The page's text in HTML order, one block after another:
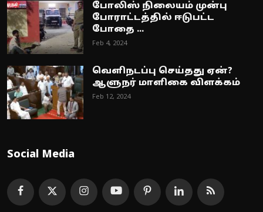
போலிஸ் நிலையம் முன்பு
போராட்டத்தில் ஈடுபட்ட
போதை ...
Feb 4, 2024
வெளிநடப்பு செய்தது ஏன்?
ஆளுநர் மாளிகை விளக்கம்
Feb 12, 2024
Social Media